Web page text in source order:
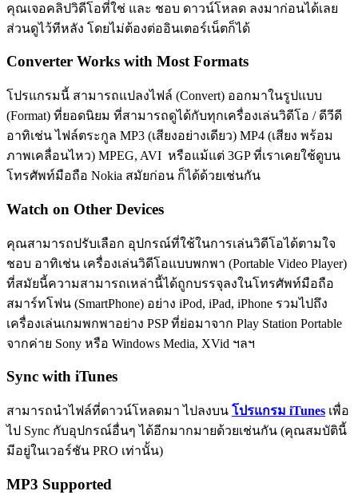
คุณเจอคลิปวิดีโอที่ใช่ และ ชอบ ดาวน์โหลด ลงมาก่อนได้เลย
ส่วนดูไว้ทีหลัง โดยไม่ต้องต่ออินเตอร์เน็ตก็ได้
Converter Works with Most Formats
โปรแกรมนี้ สามารถแปลงไฟล์ (Convert) ออกมาในรูปแบบ
(Format) ที่ยอดนิยม ที่สามารถดูได้กับทุกเครื่องเล่นวิดีโอ / ดีวีดี
อาทิเช่น ไฟล์ตระกูล MP3 (เสียงอย่างเดียว) MP4 (เสียง พร้อม
ภาพเคลื่อนไหว) MPEG, AVI หรือแม้แต่ 3GP ที่เราเคยใช้ดูบน
โทรศัพท์มือถือ Nokia สมัยก่อน ก็ได้ด้วยเช่นกัน
Watch on Other Devices
คุณสามารถปรับเลือก อุปกรณ์ที่ใช้ในการเล่นวิดีโอได้ตามใจ
ชอบ อาทิเช่น เครื่องเล่นวิดีโอแบบพกพา (Portable Video Player)
ที่สมัยนี้ความสามารถเหล่านี้ได้ถูกบรรจุลงในโทรศัพท์มือถือ
สมาร์ทโฟน (SmartPhone) อย่าง iPod, iPad, iPhone รวมไปถึง
เครื่องเล่นเกมพกพาอย่าง PSP ที่ย่อมาจาก Play Station Portable
จากค่าย Sony หรือ Windows Media, XVid ฯลฯ
Sync with iTunes
สามารถนำไฟล์ที่ดาวน์โหลดมา ไปลงบน โปรแกรม iTunes เพื่อ
ไป Sync กับอุปกรณ์อื่นๆ ได้อีกมากมายด้วยเช่นกัน (คุณสมบัตินี้
มีอยู่ในเวอร์ชัน PRO เท่านั้น)
MP3 Supported